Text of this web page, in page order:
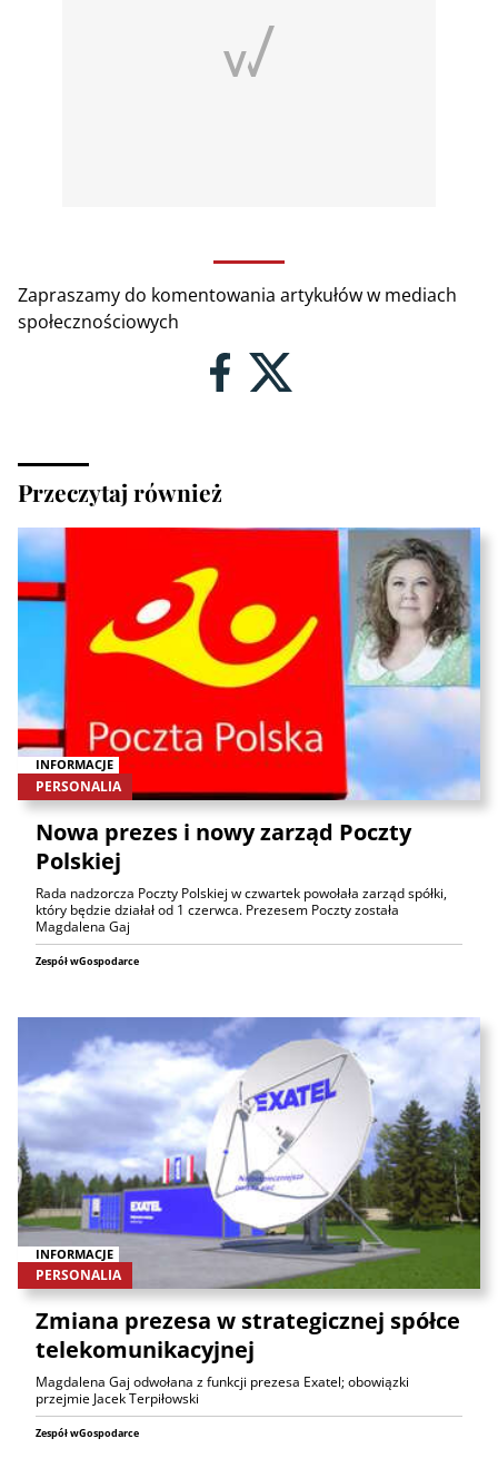
Zapraszamy do komentowania artykułów w mediach
społecznościowych
Przeczytaj również
INFORMACJE
PERSONALIA
Nowa prezes i nowy zarząd Poczty
Polskiej
Rada nadzorcza Poczty Polskiej w czwartek powołała zarząd spółki,
który będzie działał od 1 czerwca. Prezesem Poczty została
Magdalena Gaj
Zespół wGospodarce
INFORMACJE
PERSONALIA
Zmiana prezesa w strategicznej spółce
telekomunikacyjnej
Magdalena Gaj odwołana z funkcji prezesa Exatel; obowiązki
przejmie Jacek Terpiłowski
Zespół wGospodarce